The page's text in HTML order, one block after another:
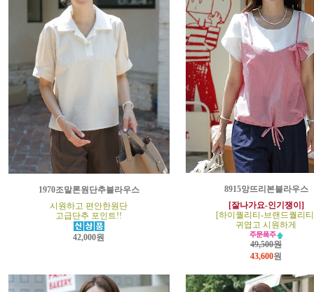
1970조말론원단추블라우스
시원하고 편안한원단
고급단추 포인트!!
42,000원
8915앙뜨리본블라우스
[잘나가요-인기쟁이]
[하이퀄리티-브랜드퀄리
귀엽고 시원하게
49,500원
43,600원